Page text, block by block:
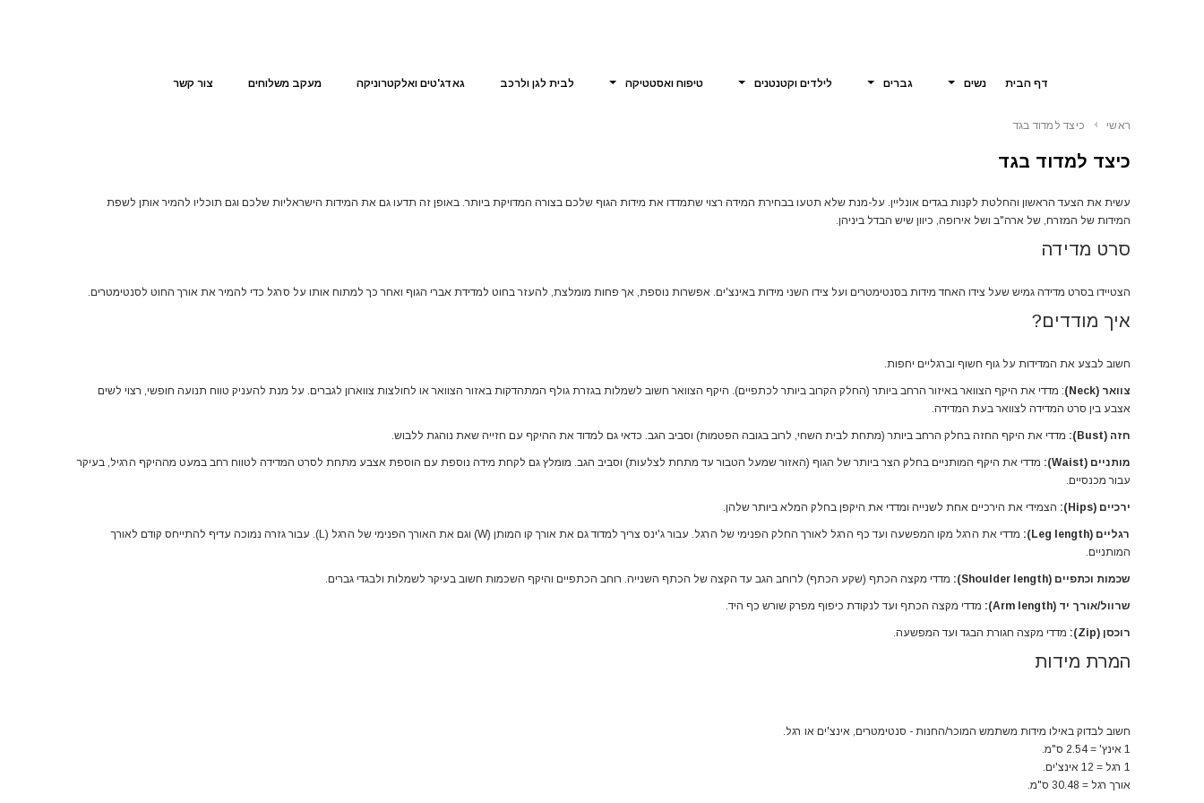
דף הבית נשים גברים לילדים וקטנטנים טיפוח ואסטטיקה לבית לגן ולרכב גאדג'טים ואלקטרוניקה מעקב משלוחים צור קשר
ראשי כיצד למדוד בגד
כיצד למדוד בגד
עשית את הצעד הראשון והחלטת לקנות בגדים אונליין. על-מנת שלא תטעו בבחירת המידה רצוי שתמדדו את מידות הגוף שלכם בצורה המדויקת ביותר. באופן זה תדעו גם את המידות הישראליות שלכם וגם תוכליו להמיר אותן לשפת
המידות של המזרח, של ארה"ב ושל אירופה, כיוון שיש הבדל ביניהן.
סרט מדידה
הצטיידו בסרט מדידה גמיש שעל צידו האחד מידות בסנטימטרים ועל צידו השני מידות באינצ'ים. אפשרות נוספת, אך פחות מומלצת, להעזר בחוט למדידת אברי הגוף ואחר כך למתוח אותו על סרגל כדי להמיר את אורך החוט לסנטימטרים.
איך מודדים?
חשוב לבצע את המדידות על גוף חשוף וברגליים יחפות.
צוואר (Neck)
: מדדי את היקף הצוואר באיזור הרחב ביותר (החלק הקרוב ביותר לכתפיים). היקף הצוואר חשוב לשמלות בגזרת גולף המתהדקות באזור הצוואר או לחולצות צווארון לגברים. על מנת להעניק טווח תנועה חופשי, רצוי לשים
אצבע בין סרט המדידה לצוואר בעת המדידה.
חזה (Bust): מדדי את היקף החזה בחלק הרחב ביותר (מתחת לבית השחי, לרוב בגובה הפטמות) וסביב הגב. כדאי גם למדוד את ההיקף עם חזייה שאת נוהגת ללבוש.
מותניים (Waist):
מדדי את היקף המותניים בחלק הצר ביותר של הגוף (האזור שמעל הטבור עד מתחת לצלעות) וסביב הגב. מומלץ גם לקחת מידה נוספת עם הוספת אצבע מתחת לסרט המדידה לטווח רחב במעט מההיקף הרגיל, בעיקר
עבור מכנסיים.
ירכיים (Hips): הצמידי את הירכיים אחת לשנייה ומדדי את היקפן בחלק המלא ביותר שלהן.
רגליים (Leg length):
מדדי את הרגל מקו המפשעה ועד כף הרגל לאורך החלק הפנימי של הרגל. עבור ג'ינס צריך למדוד גם את אורך קו המותן (W) וגם את האורך הפנימי של הרגל (L). עבור גזרה נמוכה עדיף להתייחס קודם לאורך
המותניים.
שכמות וכתפיים (Shoulder length): מדדי מקצה הכתף (שקע הכתף) לרוחב הגב עד הקצה של הכתף השנייה. רוחב הכתפיים והיקף השכמות חשוב בעיקר לשמלות ולבגדי גברים.
שרוול/אורך יד (Arm length): מדדי מקצה הכתף ועד לנקודת כיפוף מפרק שורש כף היד.
רוכסן (Zip): מדדי מקצה חגורת הבגד ועד המפשעה.
המרת מידות
חשוב לבדוק באילו מידות משתמש המוכר/החנות - סנטימטרים, אינצ'ים או רגל.
1 אינץ' = 2.54 ס"מ.
1 רגל = 12 אינצ'ים.
אורך רגל = 30.48 ס"מ.